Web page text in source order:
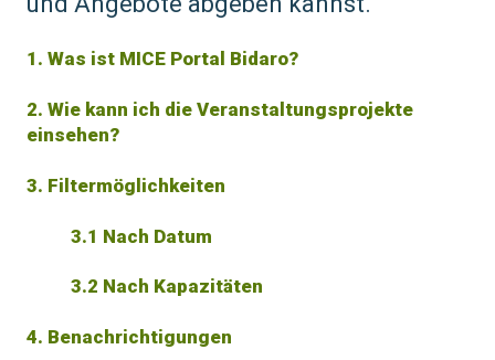
1. Was ist MICE Portal Bidaro?
2. Wie kann ich die Veranstaltungsprojekte
einsehen?
3. Filtermöglichkeiten
3.1 Nach Datum
3.2 Nach Kapazitäten
4. Benachrichtigungen